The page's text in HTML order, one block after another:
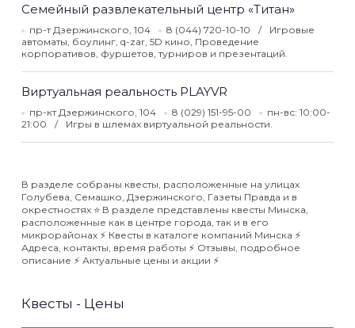
Семейный развлекательный центр «Титан»
пр-т Дзержинского, 104 8 (044) 720-10-10
Игровые
автоматы, боулинг, q-zar, 5D кино, Проведение
корпоративов, фуршетов, турниров и презентаций.
Виртуальная реальность PLAYVR
пр-кт Дзержинского, 104 8 (029) 151-95-00
пн-вс: 10:00-
21:00
Игры в шлемах виртуальной реальности.
В разделе собраны квесты, расположенные на улицах
Голубева, Семашко, Дзержинского, Газеты Правда и в
окрестностях ⭐️ В разделе представлены квесты Минска,
расположенные как в центре города, так и в его
микрорайонах ⚡️ Квесты в каталоге компаний Минска ⚡️
Адреса, контакты, время работы ⚡️ Отзывы, подробное
описание ⚡️ Актуальные цены и акции ⚡️
Квесты - Цены